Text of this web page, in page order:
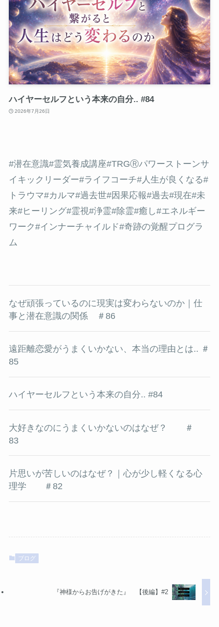
ハイヤーセルフという本来の自分.. #84
2026年7月26日
#潜在意識#霊気養成講座#TRGⓇパワーストーンサ
イキックリーダー#ライフコーチ#人生が良くなる#
トラウマ#カルマ#過去世#因果応報#過去#現在#未
来#ヒーリング#霊視#浄霊#除霊#癒し#エネルギー
ワーク#インナーチャイルド#奇跡の覚醒プログラ
ム
なぜ頑張っているのに現実は変わらないのか｜仕
事と潜在意識の関係 ＃86
遠距離恋愛がうまくいかない、本当の理由とは.. ＃
85
ハイヤーセルフという本来の自分.. #84
大好きなのにうまくいかないのはなぜ？ ＃
83
片思いが苦しいのはなぜ？｜心が少し軽くなる心
理学 ＃82
ブログ
『神様からお告げがきた』 【後編】#2